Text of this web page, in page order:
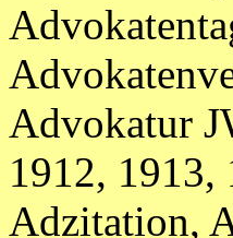
Advokatur
1912, 1913,
Adzitation,